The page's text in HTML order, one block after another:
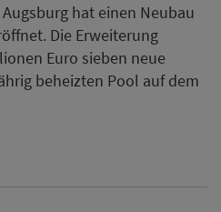
hat einen Neubau
Die Erweiterung
Euro sieben neue
beheizten Pool auf dem